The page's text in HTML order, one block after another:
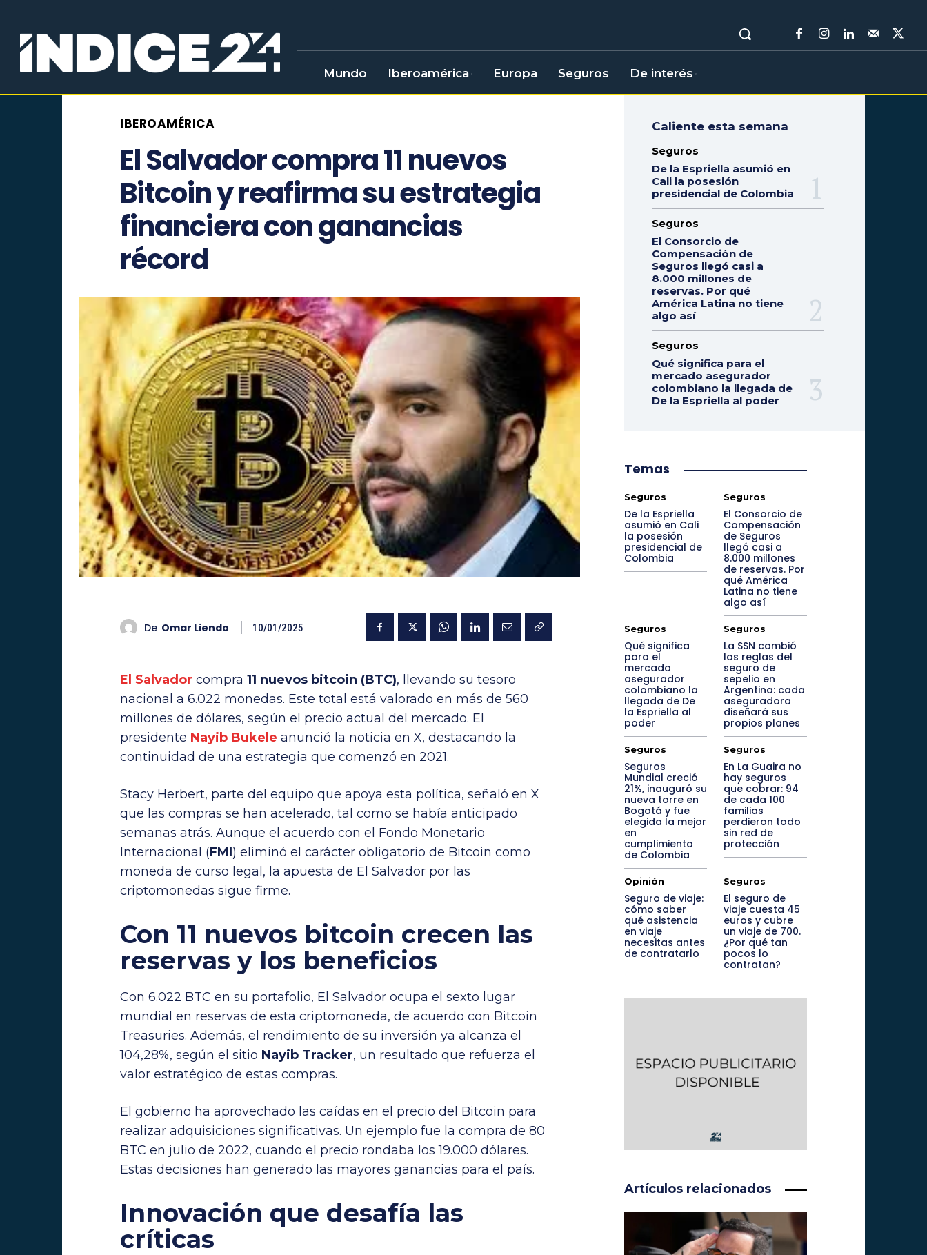
Mundo Iberoamérica Europa Seguros De interés
IBEROAMÉRICA
El Salvador compra 11 nuevos
Bitcoin y reafirma su estrategia
financiera con ganancias
récord
De Omar Liendo 10/01/2025
El Salvador compra 11 nuevos bitcoin (BTC), llevando su tesoro
nacional a 6.022 monedas. Este total está valorado en más de 560
millones de dólares, según el precio actual del mercado. El
presidente Nayib Bukele anunció la noticia en X, destacando la
continuidad de una estrategia que comenzó en 2021.
Stacy Herbert, parte del equipo que apoya esta política, señaló en X
que las compras se han acelerado, tal como se había anticipado
semanas atrás. Aunque el acuerdo con el Fondo Monetario
Internacional (FMI) eliminó el carácter obligatorio de Bitcoin como
moneda de curso legal, la apuesta de El Salvador por las
criptomonedas sigue firme.
Con 11 nuevos bitcoin crecen las
reservas y los beneficios
Con 6.022 BTC en su portafolio, El Salvador ocupa el sexto lugar
mundial en reservas de esta criptomoneda, de acuerdo con Bitcoin
Treasuries. Además, el rendimiento de su inversión ya alcanza el
104,28%, según el sitio Nayib Tracker, un resultado que refuerza el
valor estratégico de estas compras.
El gobierno ha aprovechado las caídas en el precio del Bitcoin para
realizar adquisiciones significativas. Un ejemplo fue la compra de 80
BTC en julio de 2022, cuando el precio rondaba los 19.000 dólares.
Estas decisiones han generado las mayores ganancias para el país.
Innovación que desafía las
críticas
Caliente esta semana
Seguros
De la Espriella asumió en
Cali la posesión
presidencial de Colombia
Seguros
El Consorcio de
Compensación de
Seguros llegó casi a
8.000 millones de
reservas. Por qué
América Latina no tiene
algo así
Seguros
Qué significa para el
mercado asegurador
colombiano la llegada de
De la Espriella al poder
Temas
Seguros
De la Espriella
asumió en Cali
la posesión
presidencial de
Colombia
Seguros
El Consorcio de
Compensación
de Seguros
llegó casi a
8.000 millones
de reservas. Por
qué América
Latina no tiene
algo así
Seguros
Qué significa
para el
mercado
asegurador
colombiano la
llegada de De
la Espriella al
poder
Seguros
La SSN cambió
las reglas del
seguro de
sepelio en
Argentina: cada
aseguradora
diseñará sus
propios planes
Seguros
Seguros
Mundial creció
21%, inauguró su
nueva torre en
Bogotá y fue
elegida la mejor
en
cumplimiento
de Colombia
Seguros
En La Guaira no
hay seguros
que cobrar: 94
de cada 100
familias
perdieron todo
sin red de
protección
Opinión
Seguro de viaje:
cómo saber
qué asistencia
en viaje
necesitas antes
de contratarlo
Seguros
El seguro de
viaje cuesta 45
euros y cubre
un viaje de 700.
¿Por qué tan
pocos lo
contratan?
Artículos relacionados